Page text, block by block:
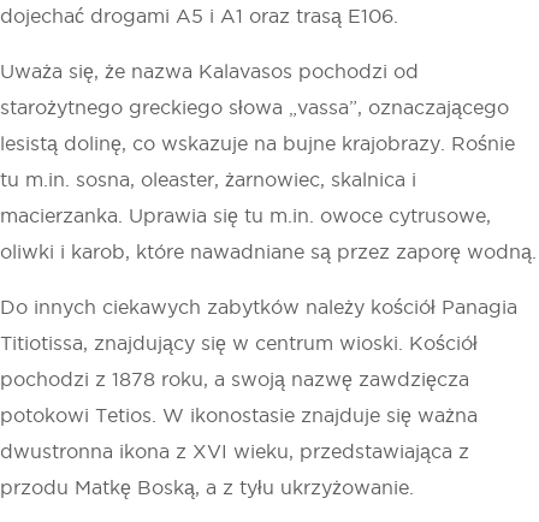
dojechać drogami A5 i A1 oraz trasą E106.
Uważa się, że nazwa Kalavasos pochodzi od
starożytnego greckiego słowa „vassa”, oznaczającego
lesistą dolinę, co wskazuje na bujne krajobrazy. Rośnie
tu m.in. sosna, oleaster, żarnowiec, skalnica i
macierzanka. Uprawia się tu m.in. owoce cytrusowe,
oliwki i karob, które nawadniane są przez zaporę wodną.
Do innych ciekawych zabytków należy kościół Panagia
Titiotissa, znajdujący się w centrum wioski. Kościół
pochodzi z 1878 roku, a swoją nazwę zawdzięcza
potokowi Tetios. W ikonostasie znajduje się ważna
dwustronna ikona z XVI wieku, przedstawiająca z
przodu Matkę Boską, a z tyłu ukrzyżowanie.